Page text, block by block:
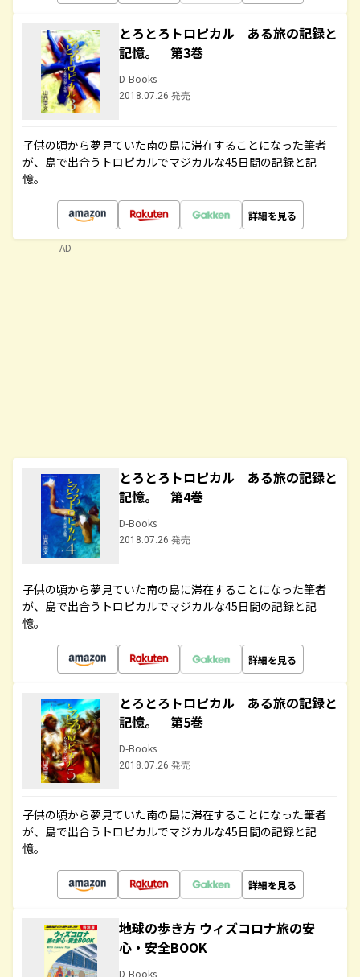
とろとろトロピカル ある旅の記録と
記憶。 第3巻
D-Books
2018.07.26 発売
子供の頃から夢見ていた南の島に滞在することになった筆者
が、島で出合うトロピカルでマジカルな45日間の記録と記
憶。
詳細を見る
とろとろトロピカル ある旅の記録と
記憶。 第4巻
D-Books
2018.07.26 発売
子供の頃から夢見ていた南の島に滞在することになった筆者
が、島で出合うトロピカルでマジカルな45日間の記録と記
憶。
詳細を見る
とろとろトロピカル ある旅の記録と
記憶。 第5巻
D-Books
2018.07.26 発売
子供の頃から夢見ていた南の島に滞在することになった筆者
が、島で出合うトロピカルでマジカルな45日間の記録と記
憶。
詳細を見る
地球の歩き方 ウィズコロナ旅の安
心・安全BOOK
D-Books
AD